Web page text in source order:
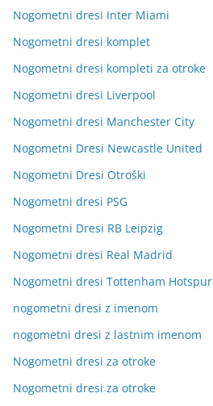
Nogometni dresi Inter Miami
Nogometni dresi komplet
Nogometni dresi kompleti za otroke
Nogometni dresi Liverpool
Nogometni dresi Manchester City
Nogometni Dresi Newcastle United
Nogometni Dresi Otroški
Nogometni dresi PSG
Nogometni Dresi RB Leipzig
Nogometni dresi Real Madrid
Nogometni dresi Tottenham Hotspur
nogometni dresi z imenom
nogometni dresi z lastnim imenom
Nogometni dresi za otroke
Nogometni dresi za otroke